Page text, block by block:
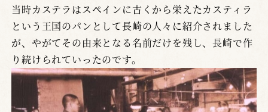
当時カステラはスペインに古くから栄えたカスティラ
という王国のパンとして長崎の人々に紹介されました
が、やがてその由来となる名前だけを残し、長崎で作
り続けられていったのです。